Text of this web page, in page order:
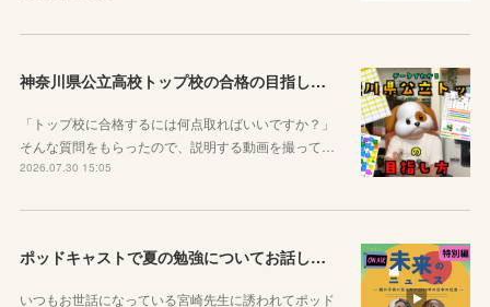
神奈川県公立高校トップ校の合格の目指し方について動画をアップしました
「トップ校に合格するには何点取ればいいですか？」
そんな質問をもらったので、説明する動画を撮って…
2026.07.30 15:05
ポッドキャストで夏の勉強についてお話ししています！
いつもお世話になっている宮崎先生に誘われてポッド